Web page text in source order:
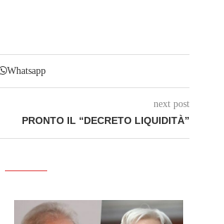
Whatsapp
next post
PRONTO IL “DECRETO LIQUIDITÀ”